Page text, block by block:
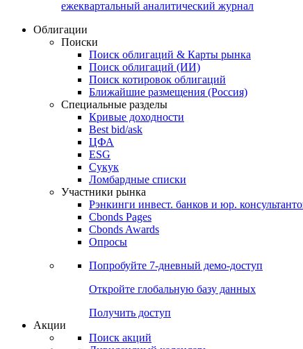
Журнал
Cbonds Review
ежеквартальный аналитический журнал
Облигации
Поиски
Поиск облигаций & Карты рынка
Поиск облигаций (ИИ)
Поиск котировок облигаций
Ближайшие размещения (Россия)
Специальные разделы
Кривые доходности
Best bid/ask
ЦФА
ESG
Сукук
Ломбардные списки
Участники рынка
Рэнкинги инвест. банков и юр. консультантов
Cbonds Pages
Cbonds Awards
Опросы
Попробуйте7-дневный
Откройте глобальную базу данных